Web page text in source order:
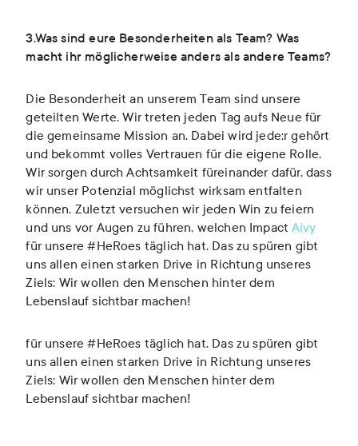
3.Was sind eure Besonderheiten als Team? Was
macht ihr möglicherweise anders als andere Teams?
Die Besonderheit an unserem Team sind unsere
geteilten Werte. Wir treten jeden Tag aufs Neue für
die gemeinsame Mission an. Dabei wird jede:r gehört
und bekommt volles Vertrauen für die eigene Rolle.
Wir sorgen durch Achtsamkeit füreinander dafür, dass
wir unser Potenzial möglichst wirksam entfalten
können. Zuletzt versuchen wir jeden Win zu feiern
und uns vor Augen zu führen, welchen ImpactAivy
für unsere #HeRoes täglich hat. Das zu spüren gibt
uns allen einen starken Drive in Richtung unseres
Ziels: Wir wollen den Menschen hinter dem
Lebenslauf sichtbar machen!
für unsere #HeRoes täglich hat. Das zu spüren gibt
uns allen einen starken Drive in Richtung unseres
Ziels: Wir wollen den Menschen hinter dem
Lebenslauf sichtbar machen!